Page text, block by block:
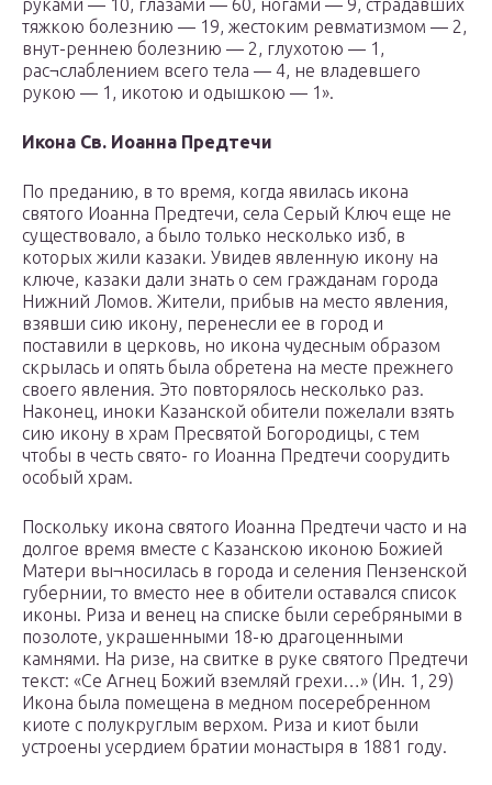
руками — 10, глазами — 60, ногами — 9, страдавших
тяжкою болезнию — 19, жестоким ревматизмом — 2,
внут-реннею болезнию — 2, глухотою — 1,
рас¬слаблением всего тела — 4, не владевшего
рукою — 1, икотою и одышкою — 1».
Икона Св. Иоанна Предтечи
По преданию, в то время, когда явилась икона
святого Иоанна Предтечи, села Серый Ключ еще не
существовало, а было только несколько изб, в
которых жили казаки. Увидев явленную икону на
ключе, казаки дали знать о сем гражданам города
Нижний Ломов. Жители, прибыв на место явления,
взявши сию икону, перенесли ее в город и
поставили в церковь, но икона чудесным образом
скрылась и опять была обретена на месте прежнего
своего явления. Это повторялось несколько раз.
Наконец, иноки Казанской обители пожелали взять
сию икону в храм Пресвятой Богородицы, с тем
чтобы в честь свято- го Иоанна Предтечи соорудить
особый храм.
Поскольку икона святого Иоанна Предтечи часто и на
долгое время вместе с Казанскою иконою Божией
Матери вы¬носилась в города и селения Пензенской
губернии, то вместо нее в обители оставался список
иконы. Риза и венец на списке были серебряными в
позолоте, украшенными 18-ю драгоценными
камнями. На ризе, на свитке в руке святого Предтечи
текст: «Се Агнец Божий вземляй грехи…» (Ин. 1, 29)
Икона была помещена в медном посеребренном
киоте с полукруглым верхом. Риза и киот были
устроены усердием братии монастыря в 1881 году.